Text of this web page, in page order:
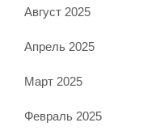
Август 2025
Апрель 2025
Март 2025
Февраль 2025